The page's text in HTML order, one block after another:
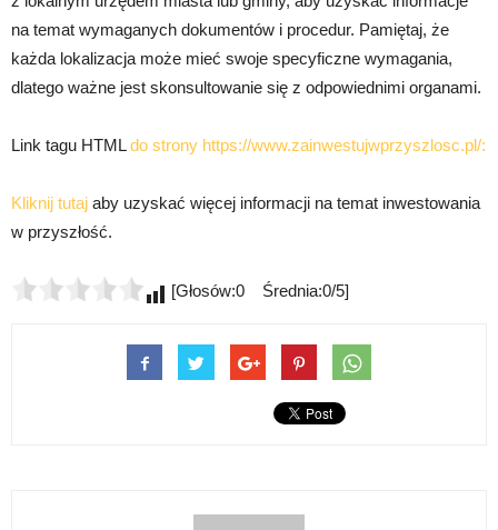
na temat wymaganych dokumentów i procedur. Pamiętaj, że
każda lokalizacja może mieć swoje specyficzne wymagania,
dlatego ważne jest skonsultowanie się z odpowiednimi organami.
Link tagu HTMLdo strony https://www.zainwestujwprzyszlosc.pl/:
Kliknij tutaj aby uzyskać więcej informacji na temat inwestowania
w przyszłość.
[Głosów:0 Średnia:0/5]